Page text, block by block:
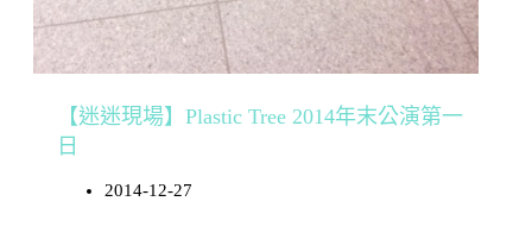
【迷迷現場】Plastic Tree 2014年末公演第一
日
2014-12-27